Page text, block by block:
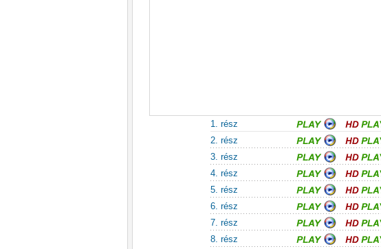
1. rész
2. rész
3. rész
4. rész
5. rész
6. rész
7. rész
8. rész